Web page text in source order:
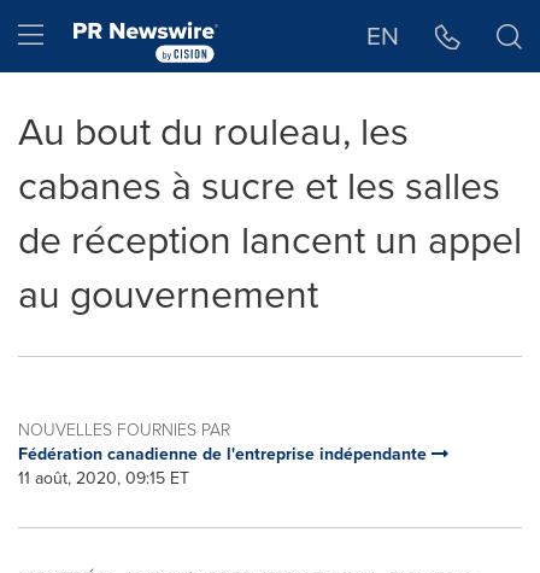
Hamburger menu EN
Au bout du rouleau, les
cabanes à sucre et les salles
de réception lancent un appel
au gouvernement
NOUVELLES FOURNIES PAR
Fédération canadienne de l'entreprise indépendante
11 août, 2020, 09:15 ET